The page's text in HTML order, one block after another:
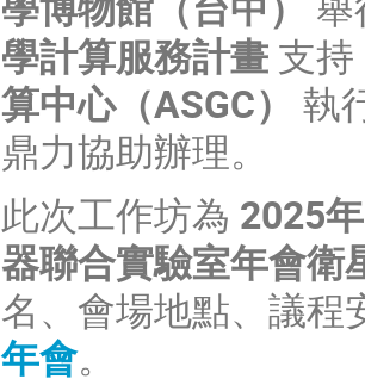
學計算服務計畫 支
算中心（ASGC）
執
鼎力協助辦理。
此次工作坊為 2025年
器聯合實驗室年會衛
名、會場地點、議程
年會。